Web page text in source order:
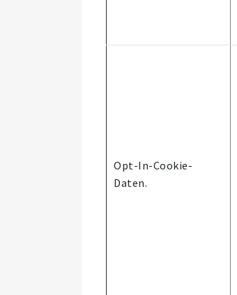
Opt-In-Cookie-
Daten.